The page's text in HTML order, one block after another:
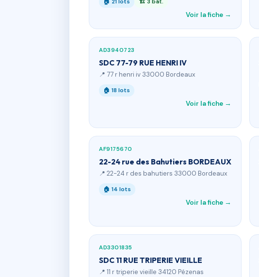
Voir la fiche →
AD3940723
SDC 77-79 RUE HENRI IV
📍 77 r henri iv 33000 Bordeaux
🏠 18 lots
Voir la fiche →
AF9175670
22-24 rue des Bahutiers BORDEAUX
📍 22-24 r des bahutiers 33000 Bordeaux
🏠 14 lots
Voir la fiche →
AD3301835
SDC 11 RUE TRIPERIE VIEILLE
📍 11 r triperie vieille 34120 Pézenas